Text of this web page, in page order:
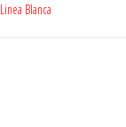
Linea Blanca